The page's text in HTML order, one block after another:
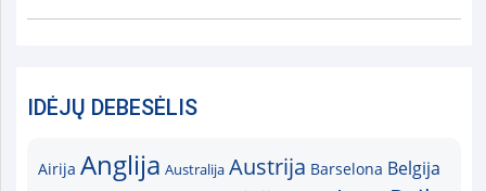
IDĖJŲ DEBESĖLIS
Airija Anglija Australija Austrija Barselona Belgija